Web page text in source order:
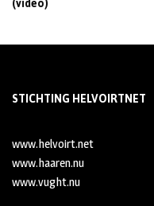
STICHTING HELVOIRTNET
www.helvoirt.net
www.haaren.nu
www.vught.nu